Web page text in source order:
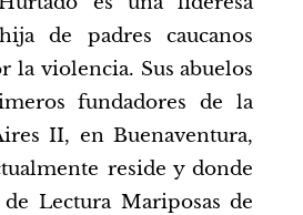
de padres caucanos
la violencia. Sus abuelos
fundadores de la
II, en Buenaventura,
reside y donde
Lectura Mariposas de